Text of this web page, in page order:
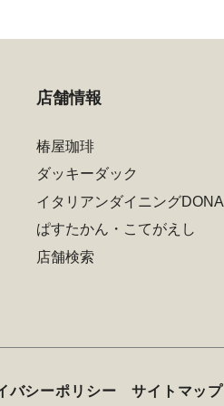
店舗情報
椿屋珈琲
ダッキーダック
イタリアンダイニングDONA
ぱすたかん・こてがえし
店舗検索
バシーポリシー サイトマップ